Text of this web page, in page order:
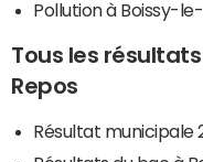
Pollution à Boissy-
Tous les
Repos
Résultat municipale